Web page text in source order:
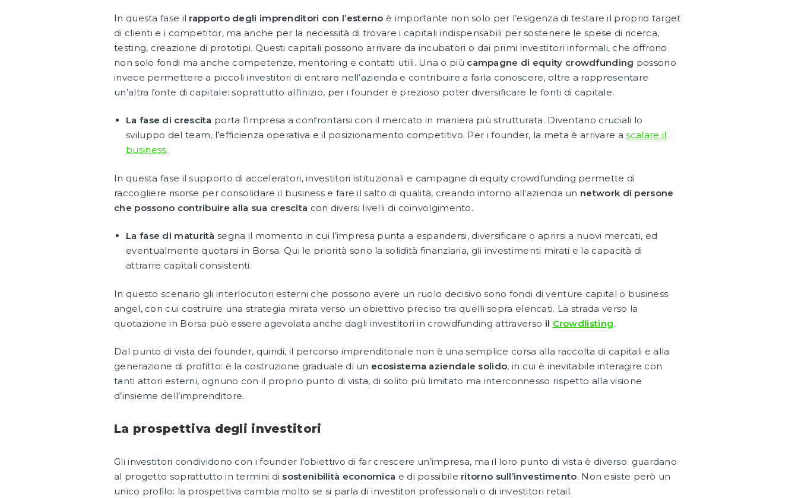
In questa fase il rapporto degli imprenditori con l’esterno è importante non solo per l’esigenza di testare il proprio target
di clienti e i competitor, ma anche per la necessità di trovare i capitali indispensabili per sostenere le spese di ricerca,
testing, creazione di prototipi. Questi capitali possono arrivare da incubatori o dai primi investitori informali, che offrono
non solo fondi ma anche competenze, mentoring e contatti utili. Una o più campagne di equity crowdfunding possono
invece permettere a piccoli investitori di entrare nell’azienda e contribuire a farla conoscere, oltre a rappresentare
un’altra fonte di capitale: soprattutto all’inizio, per i founder è prezioso poter diversificare le fonti di capitale.
La fase di crescita porta l’impresa a confrontarsi con il mercato in maniera più strutturata. Diventano cruciali lo
sviluppo del team, l’efficienza operativa e il posizionamento competitivo. Per i founder, la meta è arrivare ascalare il
business.
In questa fase il supporto di acceleratori, investitori istituzionali e campagne di equity crowdfunding permette di
raccogliere risorse per consolidare il business e fare il salto di qualità, creando intorno all’azienda un network di persone
che possono contribuire alla sua crescita con diversi livelli di coinvolgimento.
La fase di maturità segna il momento in cui l’impresa punta a espandersi, diversificare o aprirsi a nuovi mercati, ed
eventualmente quotarsi in Borsa. Qui le priorità sono la solidità finanziaria, gli investimenti mirati e la capacità di
attrarre capitali consistenti.
In questo scenario gli interlocutori esterni che possono avere un ruolo decisivo sono fondi di venture capital o business
angel, con cui costruire una strategia mirata verso un obiettivo preciso tra quelli sopra elencati. La strada verso la
quotazione in Borsa può essere agevolata anche dagli investitori in crowdfunding attraverso il Crowdlisting.
Dal punto di vista dei founder, quindi, il percorso imprenditoriale non è una semplice corsa alla raccolta di capitali e alla
generazione di profitto: è la costruzione graduale di un ecosistema aziendale solido, in cui è inevitabile interagire con
tanti attori esterni, ognuno con il proprio punto di vista, di solito più limitato ma interconnesso rispetto alla visione
d’insieme dell’imprenditore.
La prospettiva degli investitori
Gli investitori condividono con i founder l’obiettivo di far crescere un’impresa, ma il loro punto di vista è diverso: guardano
al progetto soprattutto in termini di sostenibilità economica e di possibile ritorno sull’investimento. Non esiste però un
unico profilo: la prospettiva cambia molto se si parla di investitori professionali o di investitori retail.